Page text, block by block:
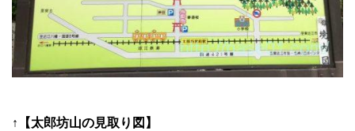
↑【太郎坊山の見取り図】